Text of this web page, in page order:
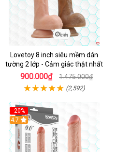
Lovetoy 8 inch siêu mềm dán
tường 2 lớp - Cảm giác thật nhất
900.000₫ 1.475.000₫
(2,592)
-20%
Hot
4.7